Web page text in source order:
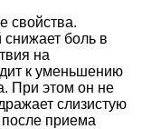
свойства.
боль в
на
к уменьшению
При этом он не
слизистую
приема